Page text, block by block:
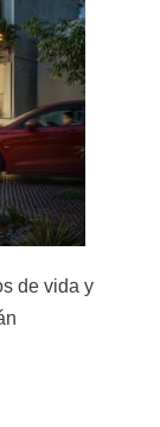
de vida y